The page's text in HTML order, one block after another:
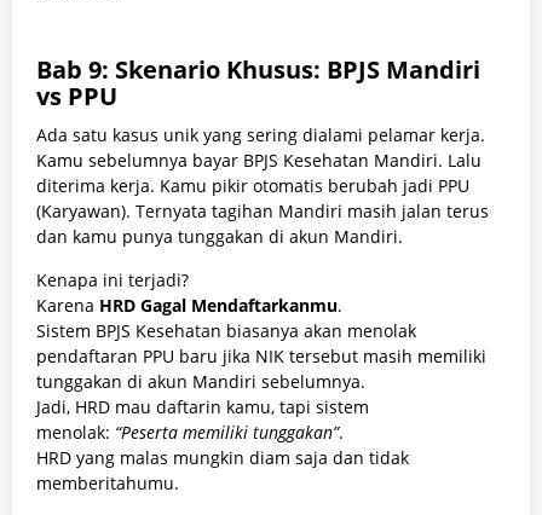
Bab 9: Skenario Khusus: BPJS Mandiri
vs PPU
Ada satu kasus unik yang sering dialami pelamar kerja.
Kamu sebelumnya bayar BPJS Kesehatan Mandiri. Lalu
diterima kerja. Kamu pikir otomatis berubah jadi PPU
(Karyawan). Ternyata tagihan Mandiri masih jalan terus
dan kamu punya tunggakan di akun Mandiri.
Kenapa ini terjadi?
Karena HRD Gagal Mendaftarkanmu.
Sistem BPJS Kesehatan biasanya akan menolak
pendaftaran PPU baru jika NIK tersebut masih memiliki
tunggakan di akun Mandiri sebelumnya.
Jadi, HRD mau daftarin kamu, tapi sistem
menolak: “Peserta memiliki tunggakan”.
HRD yang malas mungkin diam saja dan tidak
memberitahumu.